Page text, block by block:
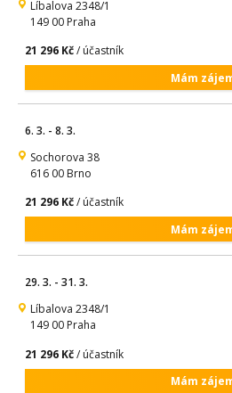
Líbalova 2348/1
149 00 Praha
21 296 Kč/ účastník
Mám
6. 3. - 8. 3.
Sochorova 38
616 00 Brno
21 296 Kč/ účastník
Mám
29. 3. - 31. 3.
Líbalova 2348/1
149 00 Praha
21 296 Kč/ účastník
Mám